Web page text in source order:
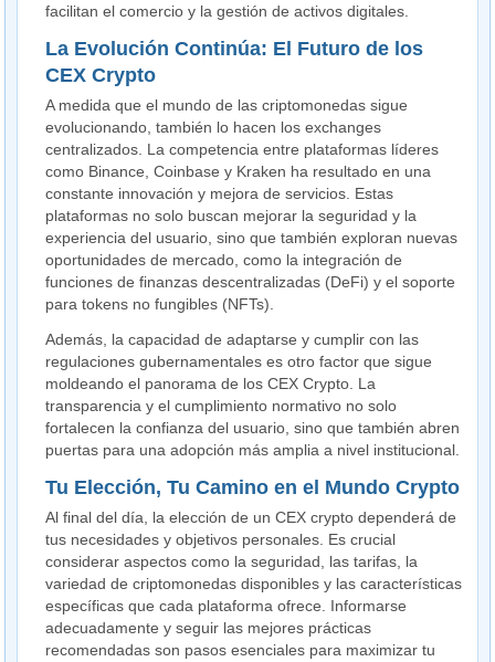
facilitan el comercio y la gestión de activos digitales.
La Evolución Continúa: El Futuro de los
CEX Crypto
A medida que el mundo de las criptomonedas sigue
evolucionando, también lo hacen los exchanges
centralizados. La competencia entre plataformas líderes
como Binance, Coinbase y Kraken ha resultado en una
constante innovación y mejora de servicios. Estas
plataformas no solo buscan mejorar la seguridad y la
experiencia del usuario, sino que también exploran nuevas
oportunidades de mercado, como la integración de
funciones de finanzas descentralizadas (DeFi) y el soporte
para tokens no fungibles (NFTs).
Además, la capacidad de adaptarse y cumplir con las
regulaciones gubernamentales es otro factor que sigue
moldeando el panorama de los CEX Crypto. La
transparencia y el cumplimiento normativo no solo
fortalecen la confianza del usuario, sino que también abren
puertas para una adopción más amplia a nivel institucional.
Tu Elección, Tu Camino en el Mundo Crypto
Al final del día, la elección de un CEX crypto dependerá de
tus necesidades y objetivos personales. Es crucial
considerar aspectos como la seguridad, las tarifas, la
variedad de criptomonedas disponibles y las características
específicas que cada plataforma ofrece. Informarse
adecuadamente y seguir las mejores prácticas
recomendadas son pasos esenciales para maximizar tu